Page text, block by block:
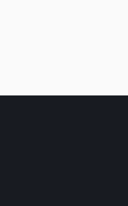
meer wittere tint dan